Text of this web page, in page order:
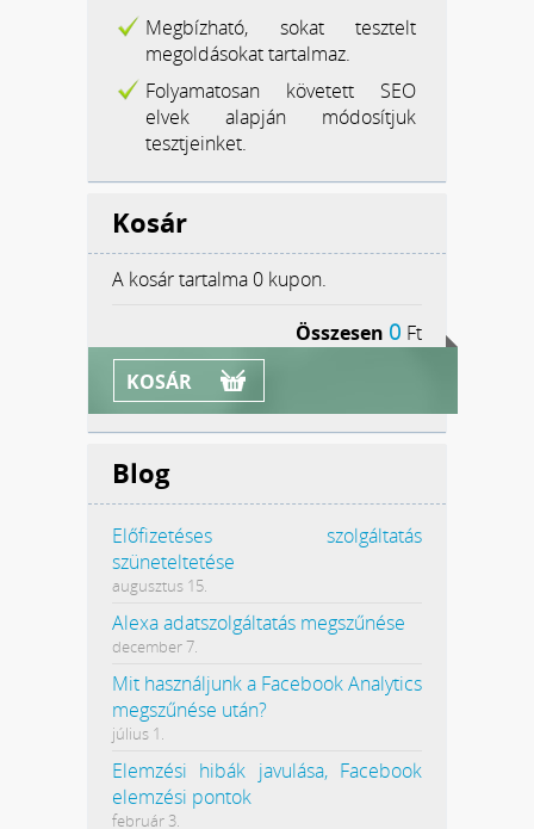
Megbízható, sokat tesztelt
megoldásokat tartalmaz.
Folyamatosan követett SEO
elvek alapján módosítjuk
tesztjeinket.
Kosár
A kosár tartalma 0 kupon.
Összesen 0 Ft
KOSÁR
Blog
Előfizetéses szolgáltatás
szüneteltetése
augusztus 15.
Alexa adatszolgáltatás megszűnése
december 7.
Mit használjunk a Facebook Analytics
megszűnése után?
július 1.
Elemzési hibák javulása, Facebook
elemzési pontok
február 3.